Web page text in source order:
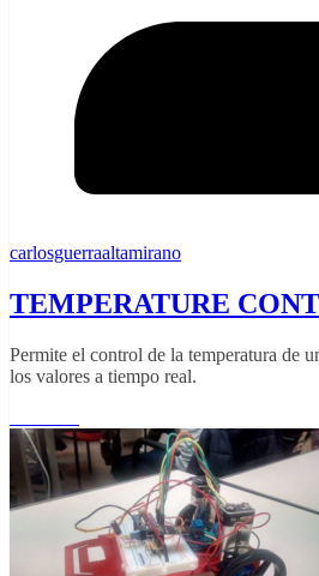
carlosguerraaltamirano
TEMPERATURE
Permite el control de la temperatura de
los valores a tiempo real.